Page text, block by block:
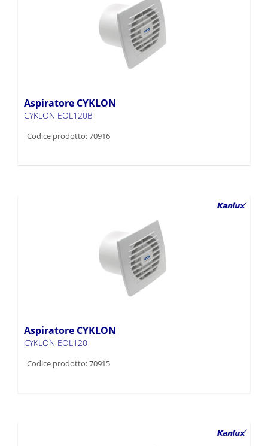
Aspiratore CYKLON
CYKLON EOL120B
Codice prodotto: 70916
Aspiratore CYKLON
CYKLON EOL120
Codice prodotto: 70915